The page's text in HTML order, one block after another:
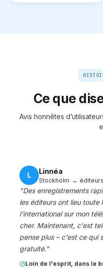
Ce que
Avis honnêtes
L Linnéa
Stockholm →
"Des enregistrements
les éditeurs ont lieu toute
l’international sur mon
cher. Maintenant, c'est
pense plus – c'est ce qui
gratuité."
Loin de l'esprit, dans le